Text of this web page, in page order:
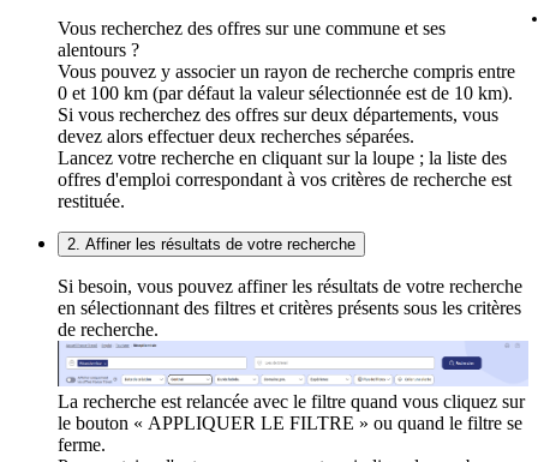
Vous recherchez des offres sur une commune et ses
alentours ?
Vous pouvez y associer un rayon de recherche compris entre
0 et 100 km (par défaut la valeur sélectionnée est de 10 km).
Si vous recherchez des offres sur deux départements, vous
devez alors effectuer deux recherches séparées.
Lancez votre recherche en cliquant sur la loupe ; la liste des
offres d'emploi correspondant à vos critères de recherche est
restituée.
2. Affiner les résultats de votre recherche
Si besoin, vous pouvez affiner les résultats de votre recherche
en sélectionnant des filtres et critères présents sous les critères
de recherche.
La recherche est relancée avec le filtre quand vous cliquez sur
le bouton « APPLIQUER LE FILTRE » ou quand le filtre se
ferme.